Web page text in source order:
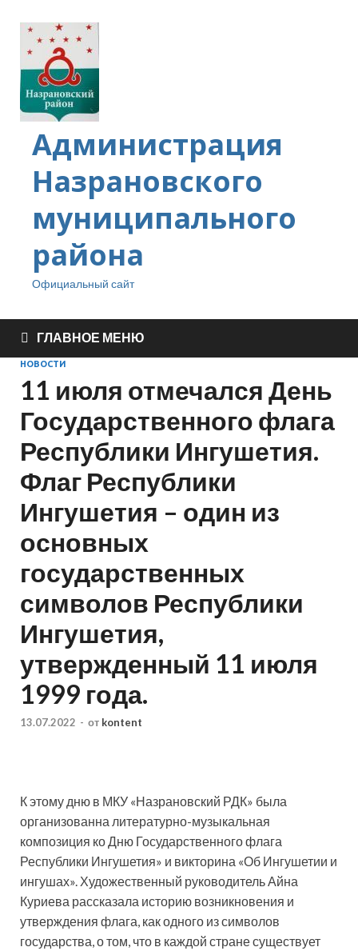
Администрация
Назрановского
муниципального
района
Официальный сайт
ГЛАВНОЕ МЕНЮ
НОВОСТИ
11 июля отмечался День
Государственного флага
Республики Ингушетия.
Флаг Республики
Ингушетия – один из
основных
государственных
символов Республики
Ингушетия,
утвержденный 11 июля
1999 года.
13.07.2022 - от kontent
К этому дню в МКУ «Назрановский РДК» была
организованна литературно-музыкальная
композиция ко Дню Государственного флага
Республики Ингушетия» и викторина «Об Ингушетии и
ингушах». Художественный руководитель Айна
Куриева рассказала историю возникновения и
утверждения флага, как одного из символов
государства, о том, что в каждой стране существует